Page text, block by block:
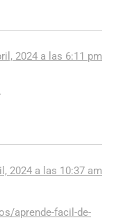
2024 a las 6:11 pm
2024 a las 10:37 am
aprende-facil-de-